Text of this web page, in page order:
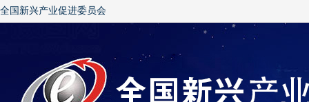
全国新兴产业促进委员会